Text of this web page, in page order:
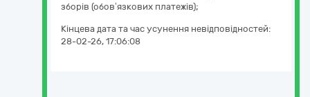
зборів (обов’язкових платежів);
Кінцева дата та час усунення невідповідностей:
28-02-26, 17:06:08